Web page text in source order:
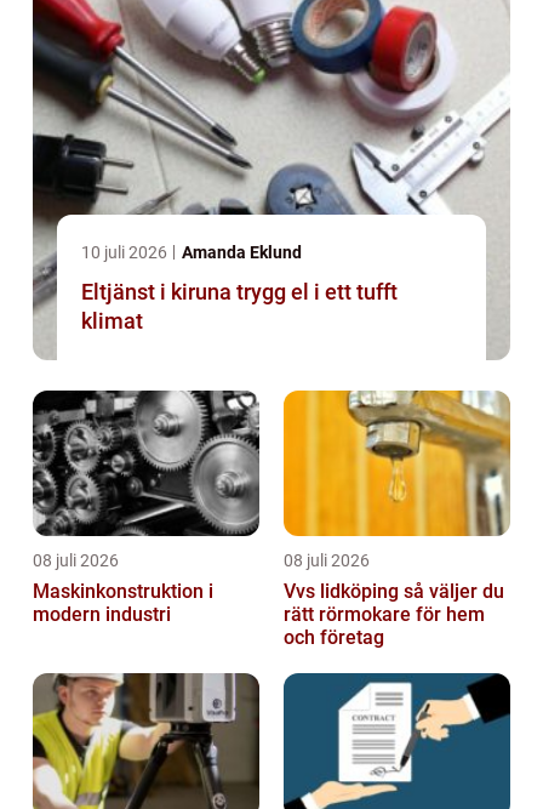
10 juli 2026 Amanda Eklund
Eltjänst i kiruna trygg el i ett tufft
klimat
08 juli 2026
Maskinkonstruktion i
modern industri
08 juli 2026
Vvs lidköping så väljer du
rätt rörmokare för hem
och företag